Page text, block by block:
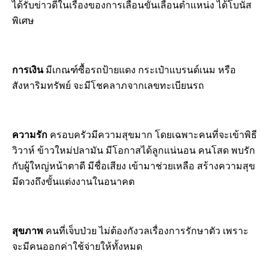
ได้รับข่าวดีในเรื่องของการเลื่อนขั้นเลื่อนตำแหน่ง ได้โบนัส
พิเศษ
การเงินมีเกณฑ์ซื้อรถป้ายแดง กระเป๋าแบรนด์เนม หรือ
สังหาริมทรัพย์ จะมีโชคลาภจากเลขทะเบียนรถ
ความรัก ครอบครัวมีความสุขมาก โดยเฉพาะคนที่จะเข้าพิธี
วิวาห์ ข้าวใหม่ปลามัน มีโอกาสได้ลูกแน่นอน คนโสด พบรัก
กับผู้ใหญ่หน้าตาดี มีชื่อเสียง เข้ามาช่วยเหลือ สร้างความสุข
มีดวงถึงขั้นแต่งงานในอนาคต
สุขภาพ คนที่เจ็บป่วย ไม่ต้องกังวลเรื่องการรักษาตัว เพราะ
จะมีคนออกค่าใช้จ่ายให้ทั้งหมด